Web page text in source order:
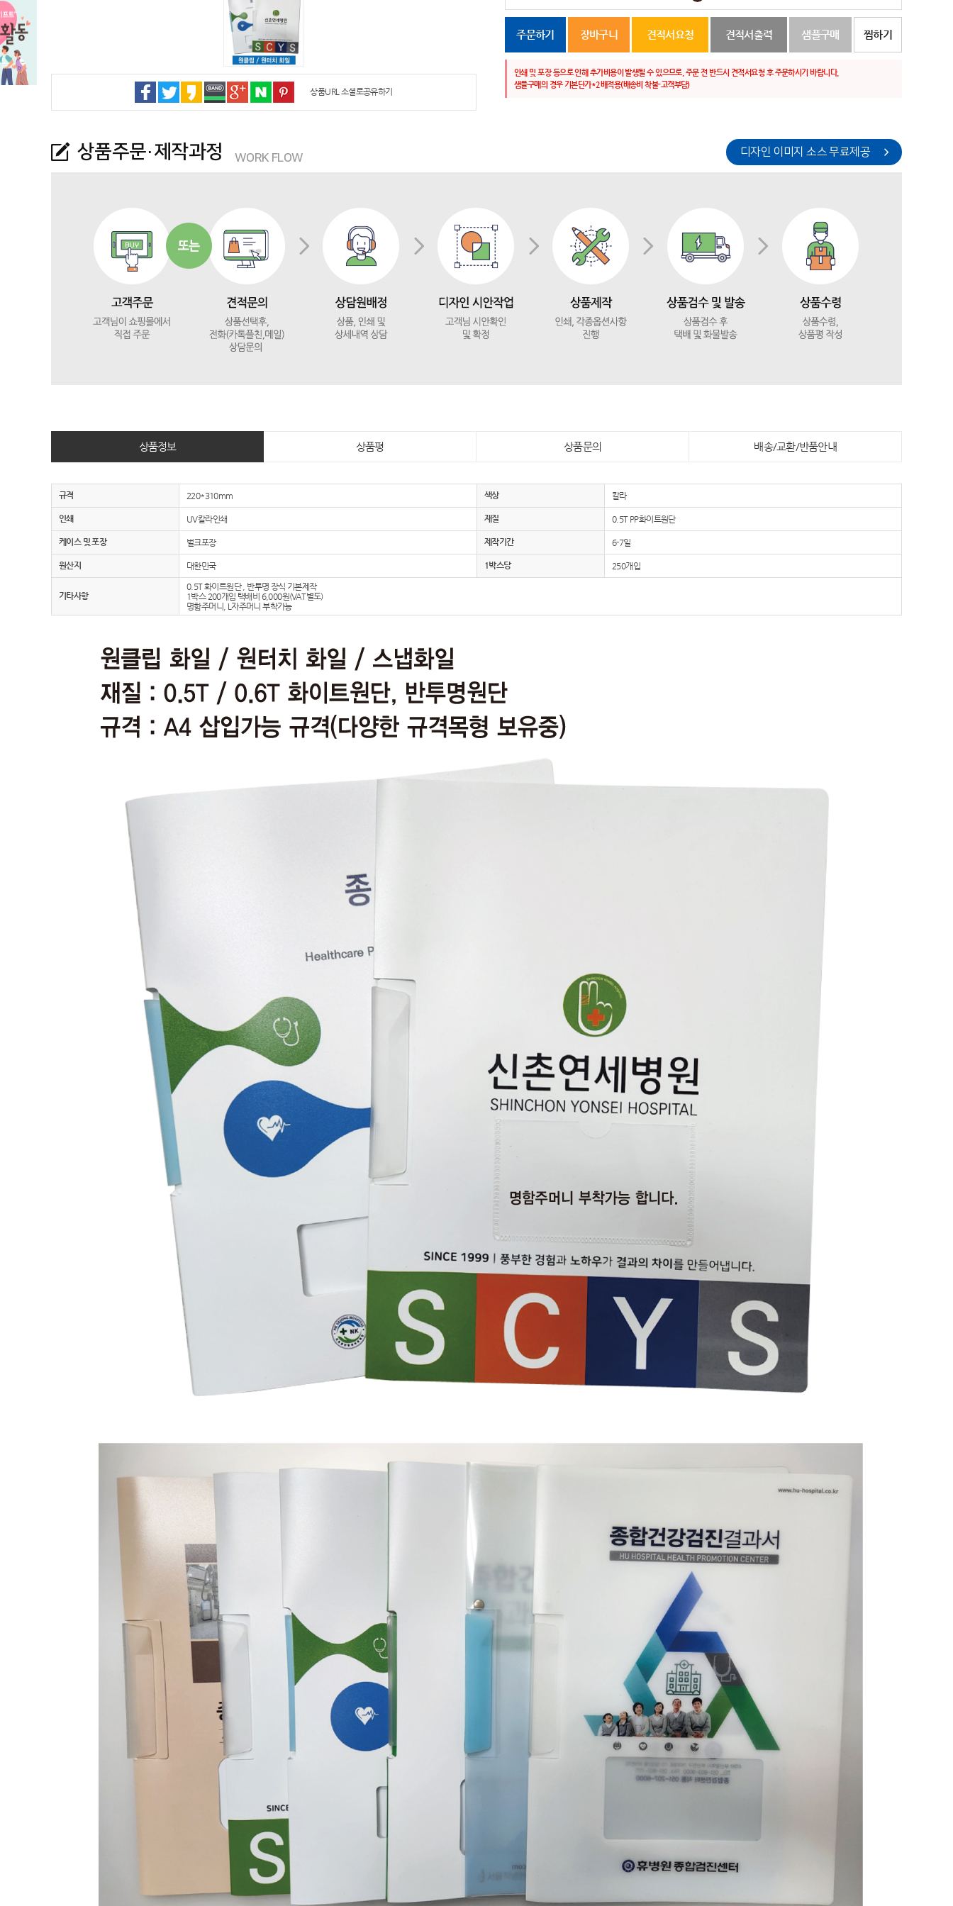
상품URL 소셜로공유하기
주문하기 장바구니 견적서요청 견적서출력 샘플구매 찜하기
인쇄 및 포장 등으로 인해 추가비용이 발생될 수 있으므로, 주문 전 반드시 견적서요청 후 주문하시기 바랍니다.
샘플구매의 경우 기본단가*2배적용(배송비 착불-고객부담)
상품주문·제작과정 WORK FLOW 디자인 이미지 소스 무료제공
상품정보 상품평 상품문의 배송/교환/반품안내
규격 220*310mm 색상 칼라
인쇄 UV칼라인쇄 재질 0.5T PP화이트원단
케이스 및 포장 벌크포장 제작기간 6-7일
원산지 대한민국 1박스당 250개입
기타사항
0.5T 화이트원단 , 반투명 장식 기본제작
1박스 200개입 택배비 6,000원(VAT별도)
명함주머니, L자주머니 부착가능